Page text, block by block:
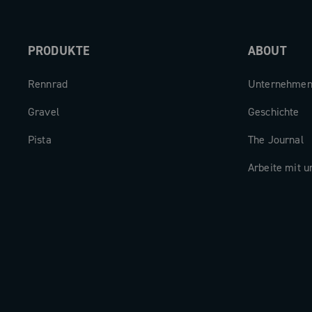
PRODUKTE
Rennrad
Gravel
Pista
ABOUT
Unternehmen
Geschichte
The Journal
Arbeite mit